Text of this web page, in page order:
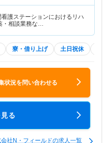
看護ステーションにおけるリハ
・相談業務な…
寮・借り上げ 土日祝休
状況を問い合わせる
る
社N・フィールドの求人一覧